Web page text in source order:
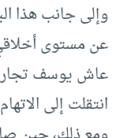
وإلى جانب هذا
عن مستوى
عاش يوسف
انتقلت إلى